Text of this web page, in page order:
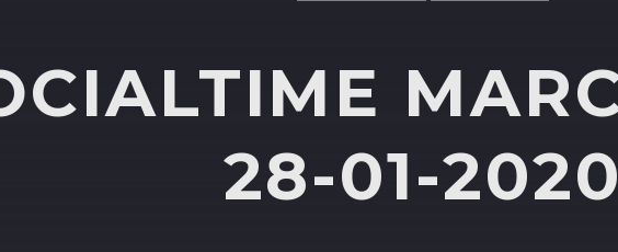
28-01-2020